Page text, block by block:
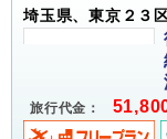
埼玉県、東京２３
旅行代金：